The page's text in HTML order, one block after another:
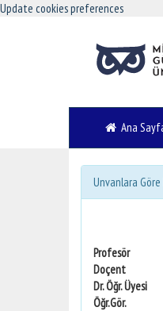
Update cookies preferences
Ana
Unvanlara Göre
Profesör
Doçent
Dr. Öğr. Üyesi
Öğr.Gör.